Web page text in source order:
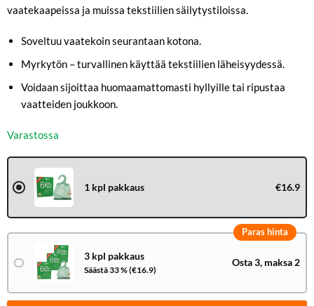
vaatekaapeissa ja muissa tekstiilien säilytystiloissa.
Soveltuu vaatekoin seurantaan kotona.
Myrkytön – turvallinen käyttää tekstiilien läheisyydessä.
Voidaan sijoittaa huomaamattomasti hyllyille tai ripustaa
vaatteiden joukkoon.
Varastossa
1 kpl pakkaus €16.9
Paras hinta
3 kpl pakkaus
Säästä 33 % (€16.9)
Osta 3, maksa 2